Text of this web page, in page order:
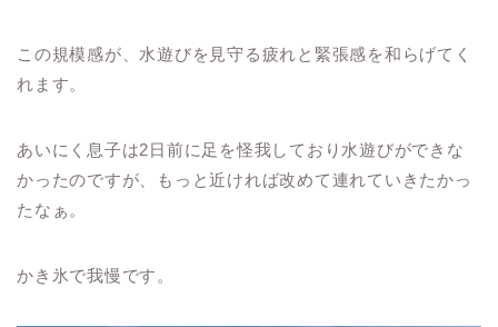
この規模感が、水遊びを見守る疲れと緊張感を和らげてく
れます。
あいにく息子は2日前に足を怪我しており水遊びができな
かったのですが、もっと近ければ改めて連れていきたかっ
たなぁ。
かき氷で我慢です。